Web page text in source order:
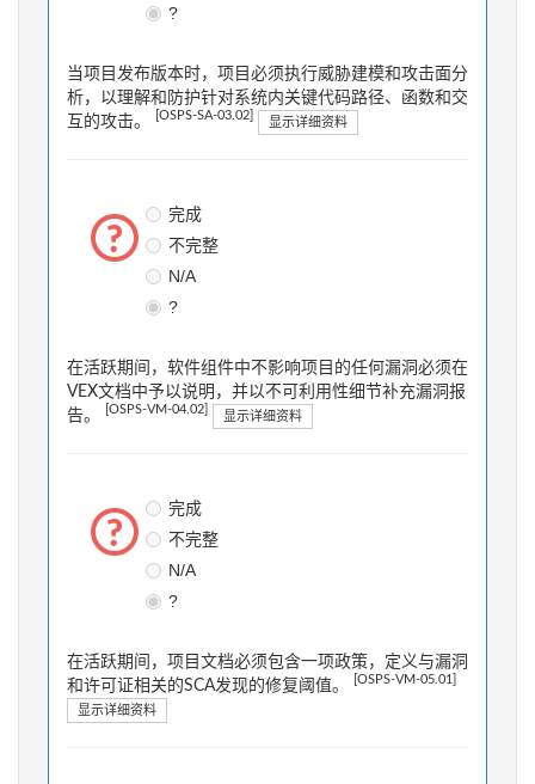
?
当项目发布版本时，项目必须执行威胁建模和攻击面分
析，以理解和防护针对系统内关键代码路径、函数和交
互的攻击。
[OSPS-SA-03.02] 显示详细资料
完成
不完整
N/A
?
在活跃期间，软件组件中不影响项目的任何漏洞必须在
VEX文档中予以说明，并以不可利用性细节补充漏洞报
告。
[OSPS-VM-04.02] 显示详细资料
完成
不完整
N/A
?
在活跃期间，项目文档必须包含一项政策，定义与漏洞
和许可证相关的SCA发现的修复阈值。
[OSPS-VM-05.01]
显示详细资料